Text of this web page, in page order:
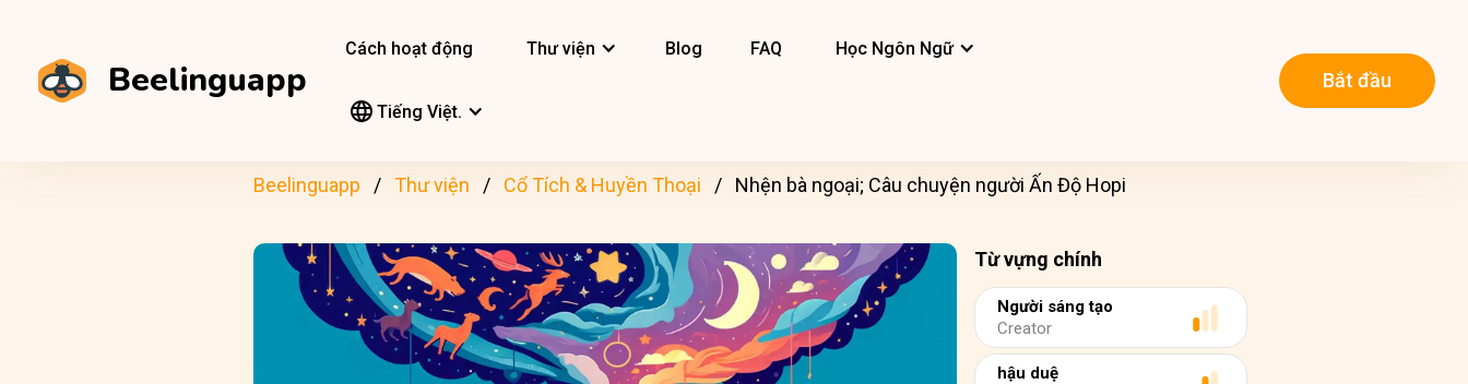
Beelinguapp
Cách hoạt động Thư viện Blog FAQ Học Ngôn Ngữ
Tiếng Việt.
Bắt đầu
Beelinguapp Thư viện Cổ Tích & Huyền Thoại Nhện bà ngoại; Câu chuyện người Ấn Độ Hopi
Từ vựng chính
Người sáng tạo
Creator
hậu duệ